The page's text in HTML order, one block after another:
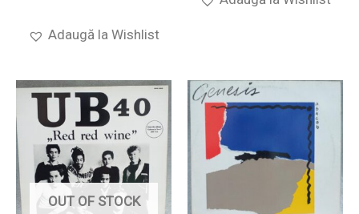
Adaugă la Wishlist
OUT OF STOCK